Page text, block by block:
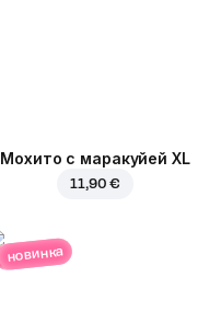
Мохито с маракуйей XL
11,90 €
новинка